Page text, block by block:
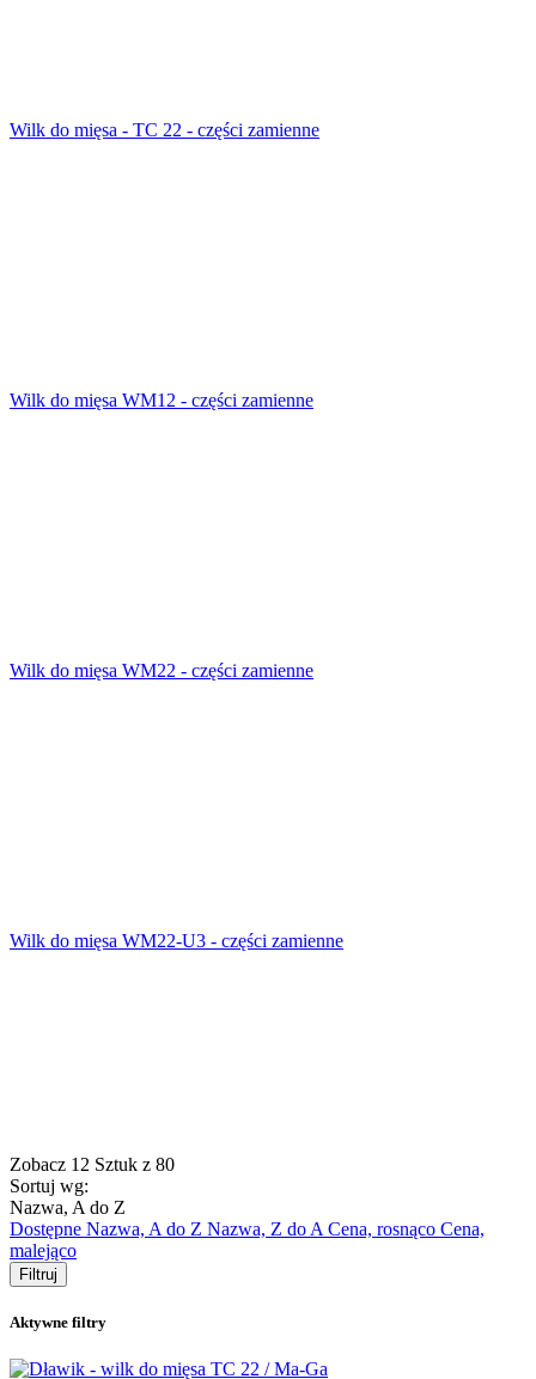
Wilk do mięsa - TC 22 - części zamienne
Wilk do mięsa WM12 - części zamienne
Wilk do mięsa WM22 - części zamienne
Wilk do mięsa WM22-U3 - części zamienne
Zobacz 12 Sztuk z 80
Sortuj wg:
Nazwa, A do Z
Dostępne Nazwa, A do Z Nazwa, Z do A Cena, rosnąco Cena,
malejąco
Filtruj
Aktywne filtry